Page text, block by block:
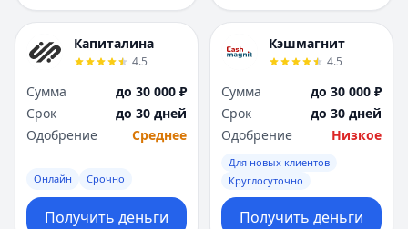
Капиталина
4.5
Сумма
до 30 000 ₽
Срок
до 30 дней
Одобрение
Среднее
Онлайн Срочно
Получить деньги
Кэшмагнит
4.5
Сумма
до 30 000 ₽
Срок
до 30 дней
Одобрение
Низкое
Для новых клиентов
Круглосуточно
Получить деньги